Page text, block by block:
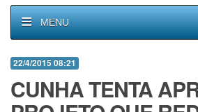
MENU
22/4/2015 08:21
CUNHA TENTA